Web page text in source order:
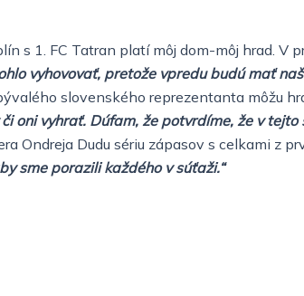
s 1. FC Tatran platí môj dom-môj hrad.
vyhovovať, pretože vpredu budú mať
slovenského reprezentanta môžu
oni vyhrať. Dúfam, že potvrdíme, že v
Ondreja Dudu sériu zápasov s celkami z
sme porazili každého v súťaži.“